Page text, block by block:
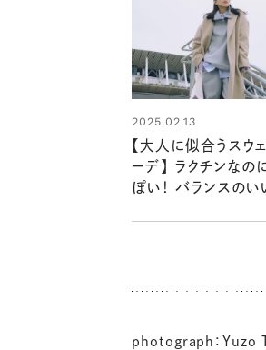
2025.02.13
【大人に似合うスウェ
ーデ】 ラクチンなの
ぽい！ バランスのい
photograph：Yuzo